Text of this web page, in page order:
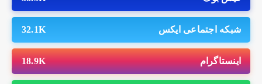
شبکه اجتماعی ایکس 32.1K
اینستاگرام 18.9K